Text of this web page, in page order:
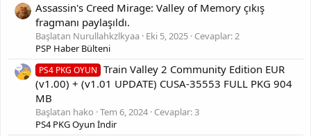
Assassin's Creed Mirage: Valley of Memory çıkış
fragmanı paylaşıldı.
Başlatan Nurullahkzlkyaa Eki 5, 2025 Cevaplar: 2
PSP Haber Bülteni
PS4 PKG OYUN
Train Valley 2 Community Edition EUR
(v1.00) + (v1.01 UPDATE) CUSA-35553 FULL PKG 904
MB
Başlatan hako Tem 6, 2024 Cevaplar: 3
PS4 PKG Oyun İndir